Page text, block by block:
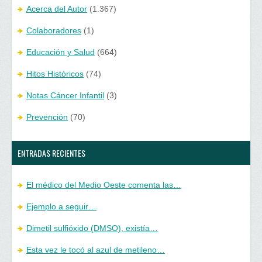
Acerca del Autor (1.367)
Colaboradores (1)
Educación y Salud (664)
Hitos Históricos (74)
Notas Cáncer Infantil (3)
Prevención (70)
ENTRADAS RECIENTES
El médico del Medio Oeste comenta las…
Ejemplo a seguir…
Dimetil sulfióxido (DMSO), existía…
Esta vez le tocó al azul de metileno…